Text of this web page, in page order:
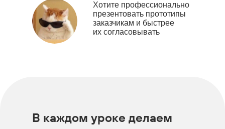
Хотите профессионально
презентовать прототипы
заказчикам и быстрее
их согласовывать
В каждом уроке делаем